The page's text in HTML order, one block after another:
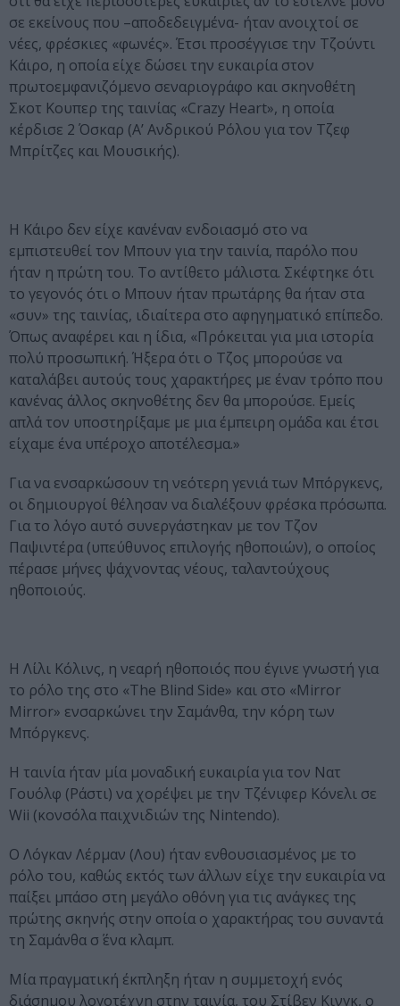
σε εκείνους που –αποδεδειγμένα- ήταν ανοιχτοί σε
νέες, φρέσκιες «φωνές». Έτσι προσέγγισε την Τζούντι
Κάιρο, η οποία είχε δώσει την ευκαιρία στον
πρωτοεμφανιζόμενο σεναριογράφο και σκηνοθέτη
Σκοτ Κουπερ της ταινίας «Crazy Heart», η οποία
κέρδισε 2 Όσκαρ (Α’ Ανδρικού Ρόλου για τον Τζεφ
Μπρίτζες και Μουσικής).
Η Κάιρο δεν είχε κανέναν ενδοιασμό στο να
εμπιστευθεί τον Μπουν για την ταινία, παρόλο που
ήταν η πρώτη του. Το αντίθετο μάλιστα. Σκέφτηκε ότι
το γεγονός ότι ο Μπουν ήταν πρωτάρης θα ήταν στα
«συν» της ταινίας, ιδιαίτερα στο αφηγηματικό επίπεδο.
Όπως αναφέρει και η ίδια, «Πρόκειται για μια ιστορία
πολύ προσωπική. Ήξερα ότι ο Τζος μπορούσε να
καταλάβει αυτούς τους χαρακτήρες με έναν τρόπο που
κανένας άλλος σκηνοθέτης δεν θα μπορούσε. Εμείς
απλά τον υποστηρίξαμε με μια έμπειρη ομάδα και έτσι
είχαμε ένα υπέροχο αποτέλεσμα.»
Για να ενσαρκώσουν τη νεότερη γενιά των Μπόργκενς,
οι δημιουργοί θέλησαν να διαλέξουν φρέσκα πρόσωπα.
Για το λόγο αυτό συνεργάστηκαν με τον Τζον
Παψιντέρα (υπεύθυνος επιλογής ηθοποιών), ο οποίος
πέρασε μήνες ψάχνοντας νέους, ταλαντούχους
ηθοποιούς.
Η Λίλι Κόλινς, η νεαρή ηθοποιός που έγινε γνωστή για
το ρόλο της στο «The Blind Side» και στο «Mirror
Mirror» ενσαρκώνει την Σαμάνθα, την κόρη των
Μπόργκενς.
Η ταινία ήταν μία μοναδική ευκαιρία για τον Νατ
Γουόλφ (Ράστι) να χορέψει με την Τζένιφερ Κόνελι σε
Wii (κονσόλα παιχνιδιών της Nintendo).
Ο Λόγκαν Λέρμαν (Λου) ήταν ενθουσιασμένος με το
ρόλο του, καθώς εκτός των άλλων είχε την ευκαιρία να
παίξει μπάσο στη μεγάλο οθόνη για τις ανάγκες της
πρώτης σκηνής στην οποία ο χαρακτήρας του συναντά
τη Σαμάνθα σ΄ ένα κλαμπ.
Μία πραγματική έκπληξη ήταν η συμμετοχή ενός
διάσημου λογοτέχνη στην ταινία, του Στίβεν Κινγκ, ο